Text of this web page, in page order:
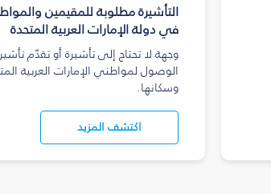
التأشيرة مطلوبة للمقيمين
في دولة الإمارات العربية المتحدة
وجهة لا تحتاج إلى تأشيرة أو تقدّم
الوصول لمواطني الإمارات العربية
وسكانها.
اكتشف المزيد